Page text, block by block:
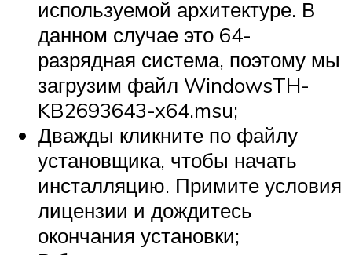
используемой архитектуре. В
данном случае это 64-
разрядная система, поэтому мы
загрузим файл WindowsTH-
KB2693643-x64.msu;
Дважды кликните по файлу
установщика, чтобы начать
инсталляцию. Примите условия
лицензии и дождитесь
окончания установки;